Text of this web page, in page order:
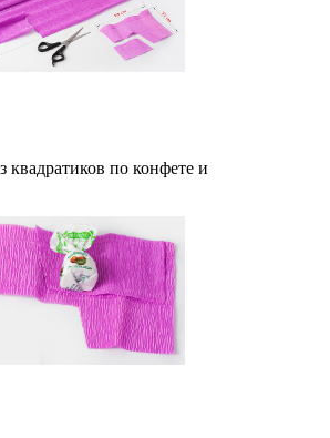
по конфете и